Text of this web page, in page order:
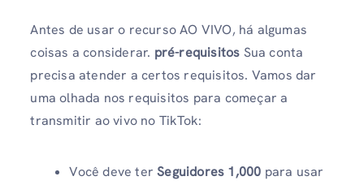
Antes de usar o recurso AO VIVO, há algumas
coisas a considerar. pré-requisitos Sua conta
precisa atender a certos requisitos. Vamos dar
uma olhada nos requisitos para começar a
transmitir ao vivo no TikTok:
Você deve terSeguidores 1,000 para usar